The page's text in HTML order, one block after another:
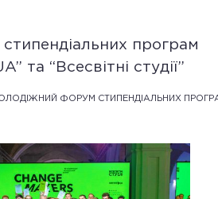
програм
та “Всесвітні студії”
ФОРУМ СТИПЕНДІАЛЬНИХ